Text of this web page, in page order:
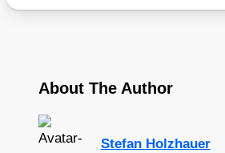
About The Author
Stefan Holzhauer